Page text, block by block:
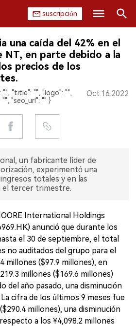
suscripción
Buscar
una caída del 42% en el
en parte debido a la
precios de los
"title": "", "logo": "",
"seo_url": "" }
Oct.16.2022
un fabricante líder de
experimentó una
totales y en las
el tercer trimestre.
International Holdings
anunció que durante los
el 30 de septiembre, el total
no auditados del grupo para el
millones ($97.9 millones), en
millones ($169.6 millones)
del año pasado, una disminución
cifra de los últimos 9 meses fue
millones), una disminución
a los ¥4,098.2 millones